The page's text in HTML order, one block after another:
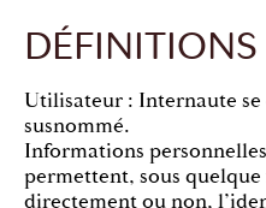
DÉFINITIONS
Utilisateur : Internaute
susnommé.
Informations
permettent, sous
directement ou non,